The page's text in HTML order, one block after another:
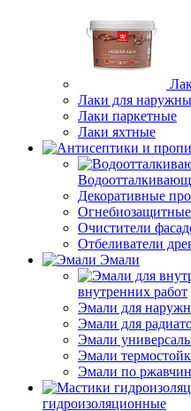
Лаки для
Лаки паркетные
Лаки яхтные
Декоративные
Очистители
Отбеливатели
Эмали
внутренних работ
Эмали для
Эмали для
Эмали
Эмали
Эмали по
гидроизоляционные